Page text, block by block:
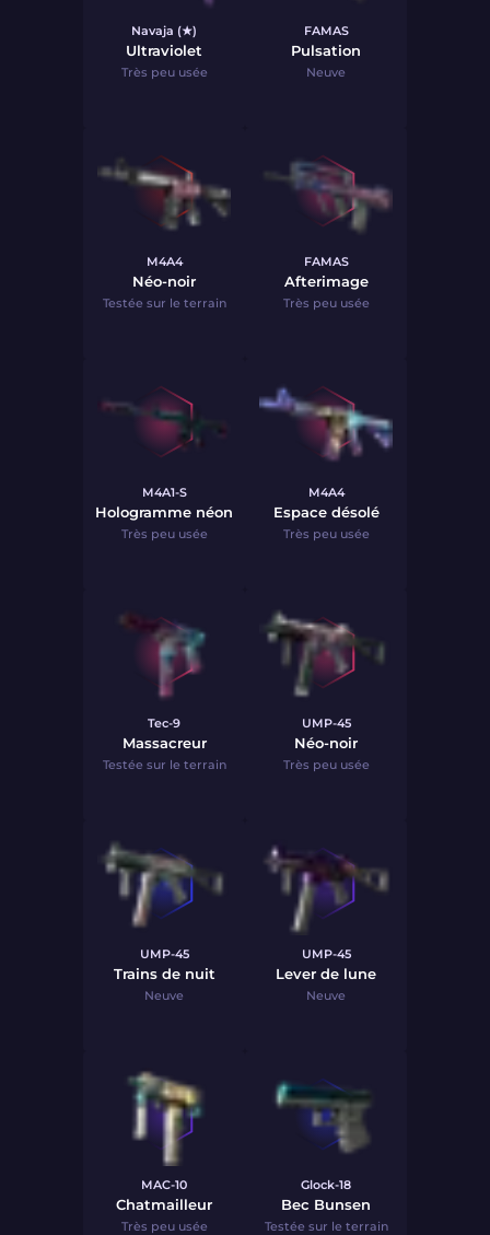
Navaja (★)
Ultraviolet
Très peu usée
FAMAS
Pulsation
Neuve
M4A4
Néo-noir
Testée sur le terrain
FAMAS
Afterimage
Très peu usée
M4A1-S
Hologramme néon
Très peu usée
M4A4
Espace désolé
Très peu usée
Tec-9
Massacreur
Testée sur le terrain
UMP-45
Néo-noir
Très peu usée
UMP-45
Trains de nuit
Neuve
UMP-45
Lever de lune
Neuve
MAC-10
Chatmailleur
Très peu usée
Glock-18
Bec Bunsen
Testée sur le terrain